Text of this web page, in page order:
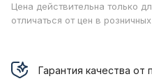
Цена действительна только
отличаться от цен в
Гарантия качества от